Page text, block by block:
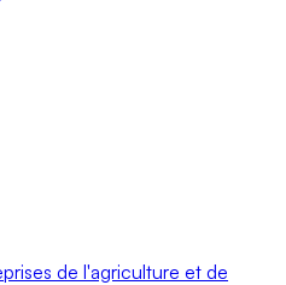
de l'agriculture et de